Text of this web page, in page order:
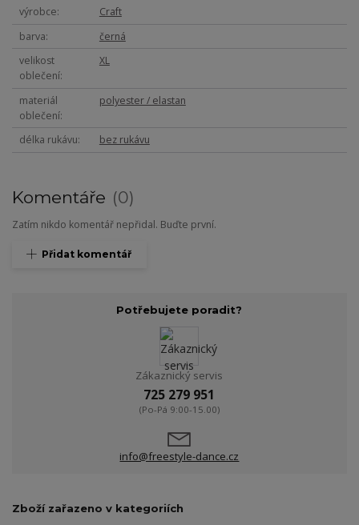
výrobce
Craft
barva
černá
velikost
oblečení
XL
materiál
oblečení
polyester / elastan
délka rukávu bez rukávu
Komentáře 0
Zatím nikdo komentář nepřidal. Buďte první.
Přidat komentář
Potřebujete poradit?
Zákaznický servis
725 279 951
(Po-Pá 9:00-15.00)
info@freestyle-dance.cz
Zboží zařazeno v kategoriích